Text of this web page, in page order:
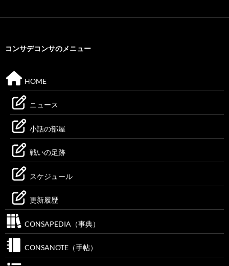
コンサデコンサのメニュー
HOME
ニュース
小話の部屋
戦いの足跡
スケジュール
更新履歴
CONSAPEDIA（事典）
CONSANOTE（手帖）